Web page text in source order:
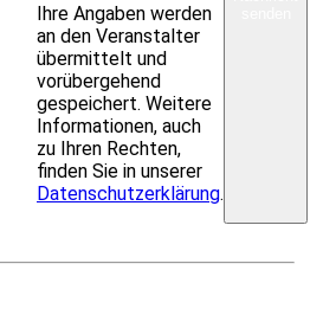
Ihre Angaben werden
an den Veranstalter
übermittelt und
vorübergehend
gespeichert. Weitere
Informationen, auch
zu Ihren Rechten,
finden Sie in unserer
Datenschutzerklärung.